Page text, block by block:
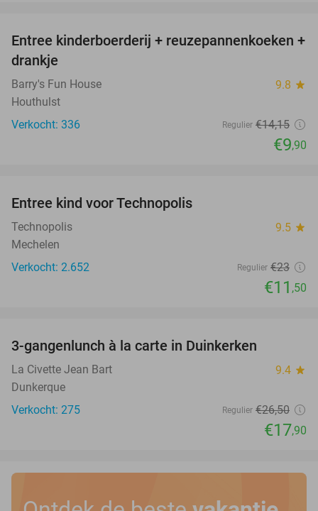
30%
Entree kinderboerderij + reuzepannenkoeken +
drankje
Barry's Fun House 9.8 star
Houthulst
Verkocht: 336
Regulier €14,15
€9,90
Entree kind voor Technopolis
Technopolis 9.5 star
Mechelen
Verkocht: 2.652
Regulier €23
€11 ,50
3-gangenlunch à la carte in Duinkerken
La Civette Jean Bart 9.4 star
Dunkerque
Verkocht: 275
Regulier €26,50
€17,90